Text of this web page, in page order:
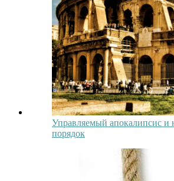
Управляемый апокалипсис и
порядок